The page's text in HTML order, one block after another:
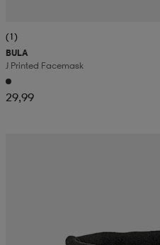
(1)
BULA
J Printed Facemask
29,99